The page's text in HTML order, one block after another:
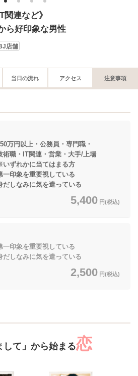
1 2 3 4
関連など》
ら好印象な男性
店舗
当日の流れ アクセス 注意事項
万円以上・公務員・専門職・
連・営業・大手/上場
当てはまる方
象を重要視している
気を遣っている
5,400 円(税込)
象を重要視している
気を遣っている
2,500 円(税込)
して」から始まる恋